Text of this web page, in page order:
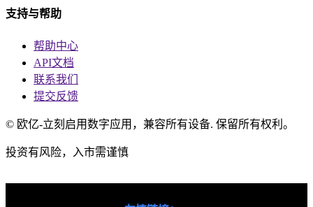
支持与帮助
帮助中心
API文档
联系我们
提交反馈
© 欧亿-立刻启用数字应用，兼容所有设备. 保留所有权利。
投资有风险，入市需谨慎